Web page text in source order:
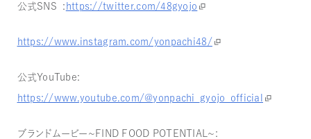
公式SNS ： https://twitter.com/48gyojo
https://www.instagram.com/yonpachi48/
公式YouTube：
https://www.youtube.com/@yonpachi_gyojo_official
ブランドムービー〜FIND FOOD POTENTIAL〜：